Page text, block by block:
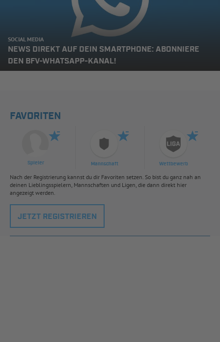
SOCIAL MEDIA
NEWS DIREKT AUF DEIN SMARTPHONE: ABONNIERE
DEN BFV-WHATSAPP-KANAL!
FAVORITEN
Spieler Mannschaft Wettbewerb
Nach der Registrierung kannst du dir Favoriten setzen. So bist du ganz nah an
deinen Lieblingsspielern, Mannschaften und Ligen, die dann direkt hier
angezeigt werden.
JETZT REGISTRIEREN